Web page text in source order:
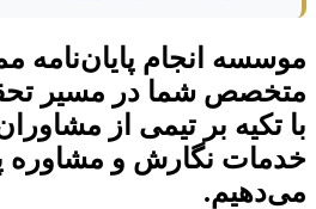
موسسه انجام پایان‌نامه
متخصص شما در مسیر
با تکیه بر تیمی از
خدمات نگارش و مشاوره
می‌دهیم.